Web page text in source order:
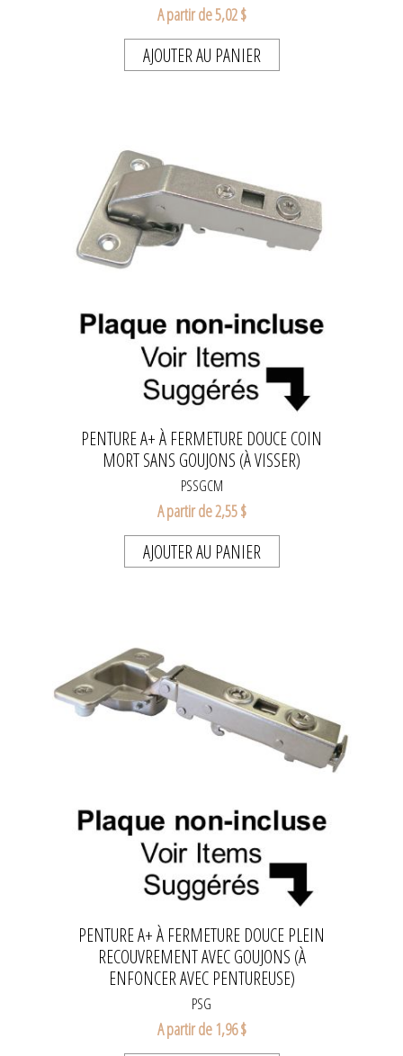
A partir de 5,02 $
AJOUTER AU PANIER
PENTURE A+ À FERMETURE DOUCE COIN
MORT SANS GOUJONS (À VISSER)
PSSGCM
A partir de 2,55 $
AJOUTER AU PANIER
PENTURE A+ À FERMETURE DOUCE PLEIN
RECOUVREMENT AVEC GOUJONS (À
ENFONCER AVEC PENTUREUSE)
PSG
A partir de 1,96 $